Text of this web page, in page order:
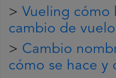
> Vueling cómo
cambio de vuelo
> Cambio
cómo se hace y